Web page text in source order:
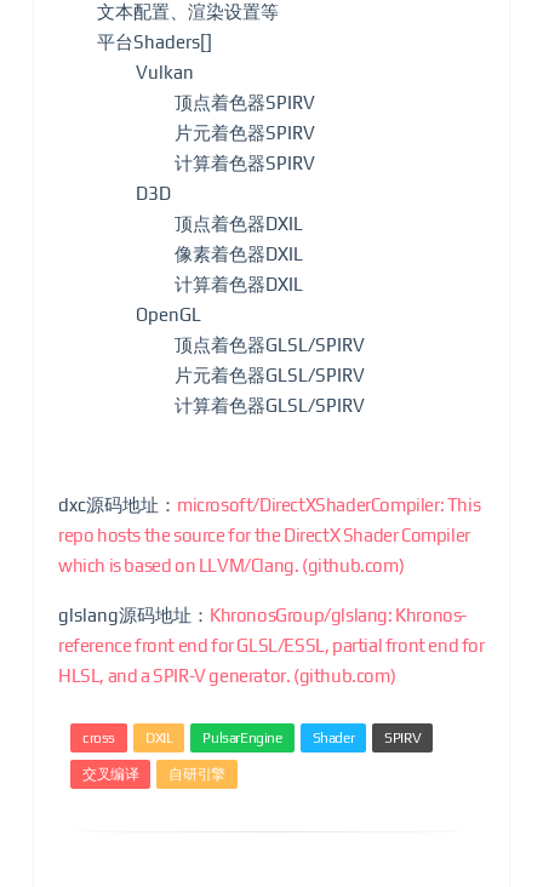
文本配置、渲染设置等
平台Shaders[]
Vulkan
顶点着色器SPIRV
片元着色器SPIRV
计算着色器SPIRV
D3D
顶点着色器DXIL
像素着色器DXIL
计算着色器DXIL
OpenGL
顶点着色器GLSL/SPIRV
片元着色器GLSL/SPIRV
计算着色器GLSL/SPIRV
dxc源码地址： microsoft/DirectXShaderCompiler: This
repo hosts the source for the DirectX Shader Compiler
which is based on LLVM/Clang. (github.com)
glslang源码地址： KhronosGroup/glslang: Khronos-
reference front end for GLSL/ESSL, partial front end for
HLSL, and a SPIR-V generator. (github.com)
cross DXIL PulsarEngine Shader SPIRV
交叉编译 自研引擎